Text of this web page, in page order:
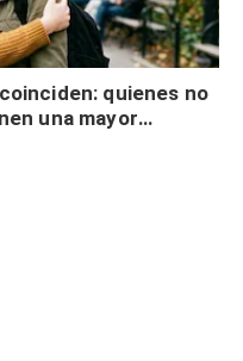
quienes no
una mayor
y no es por